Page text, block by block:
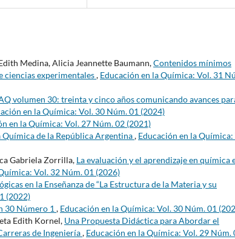
Medina, Alicia Jeannette Baumann,Contenidos mínimos
ciencias experimentales, Educación en la Química: Vol. 31
volumen 30: treinta y cinco años comunicando avances
en la Química: Vol. 30 Núm. 01 (2024)
en la Química: Vol. 27 Núm. 02 (2021)
Química de la República Argentina, Educación en la Química:
Gabriela Zorrilla, La evaluación y el aprendizaje en química
Vol. 32 Núm. 01 (2026)
en la Enseñanza de “La Estructura de la Materia y su
(2022)
30 Número 1 , Educación en la Química: Vol. 30 Núm. 01
Edith Kornel, Una Propuesta Didáctica para Abordar el
de Ingeniería, Educación en la Química: Vol. 29 Núm.